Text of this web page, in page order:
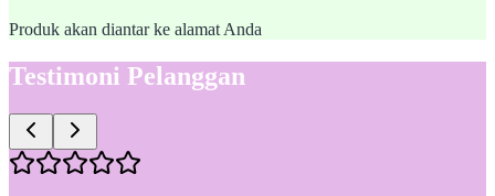
Produk akan diantar ke alamat Anda
Testimoni Pelanggan